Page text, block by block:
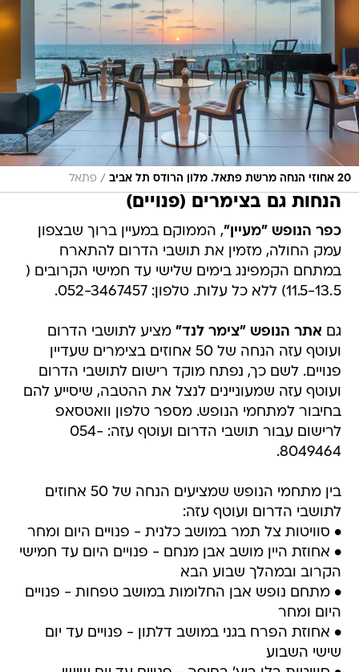
20 אחוזי הנחה מרשת פתאל. מלון הרודס תל אביב / פתאל
הנחות גם בצימרים (פנויים)
כפר הנופש "מעיין", הממוקם במעיין ברוך שבצפון
עמק החולה, מזמין את תושבי הדרום להתארח
במתחם הקמפינג בימים שלישי עד חמישי הקרובים (
11.5-13.5) ללא כל עלות. טלפון: 052-3467457.
גם אתר הנופש "צימר לנד" מציע לתושבי הדרום
ועוטף עזה הנחה של 50 אחוזים בצימרים שעדיין
פנויים. לשם כך, נפתח מוקד רישום לתושבי הדרום
ועוטף עזה שמעוניינים לנצל את ההטבה, שיסייע להם
בחיבור למתחמי הנופש. מספר טלפון וואטסאפ
לרישום עבור תושבי הדרום ועוטף עזה: 054-
8049464.
בין מתחמי הנופש שמציעים הנחה של 50 אחוזים
לתושבי הדרום ועוטף עזה:
• סוויטות צל תמר במושב כלנית - פנויים היום ומחר
• אחוזת היין מושב אבן מנחם - פנויים היום עד חמישי
הקרוב ובמהלך שבוע הבא
• מתחם נופש אבן החלומות במושב טפחות - פנויים
היום ומחר
• אחוזת הפרח בגני במושב דלתון - פנויים עד יום
שישי השבוע